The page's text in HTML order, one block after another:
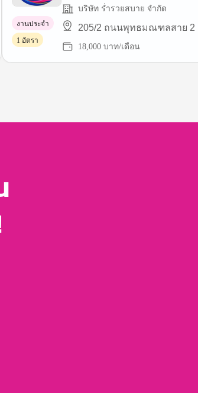
บริษัท ร่ำรวยสบาย จำกัด
205/2 ถนนพุทธมณฑลสาย 2
18,000 บาท/เดือน
งานประจำ
1 อัตรา